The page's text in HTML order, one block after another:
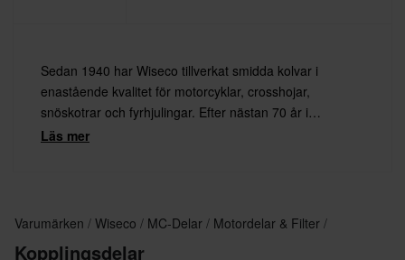
Sedan 1940 har Wiseco tillverkat smidda kolvar i
enastående kvalitet för motorcyklar, crosshojar,
snöskotrar och fyrhjulingar. Efter nästan 70 år i
branschen har Wiseco blivit synonymt med
Läs mer
Varumärken Wiseco MC-Delar Motordelar & Filter
Kopplingsdelar